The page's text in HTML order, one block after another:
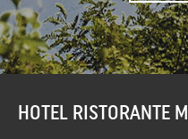
HOTEL RISTORANTE